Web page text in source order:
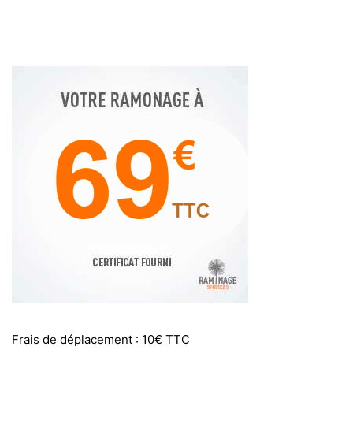
Frais de déplacement : 10€ TTC